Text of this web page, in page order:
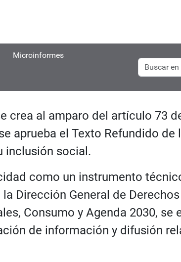
Microinformes
Buscar
Búsqueda
Avanzada…
(OED)
crea al amparo del artículo 73
aprueba el Texto Refundido de
inclusión social.
como un instrumento
Dirección General de
Consumo y Agenda 2030, se
de información y difusión